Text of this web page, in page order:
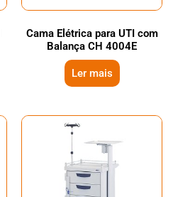
Cama Elétrica para UTI com
Balança CH 4004E
Ler mais